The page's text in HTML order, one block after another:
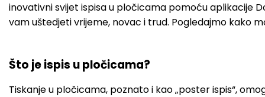
inovativni svijet ispisa u pločicama pomoću aplikacije
vam uštedjeti vrijeme, novac i trud. Pogledajmo kako
Što je ispis u pločicama?
Tiskanje u pločicama, poznato i kao „poster ispis“,